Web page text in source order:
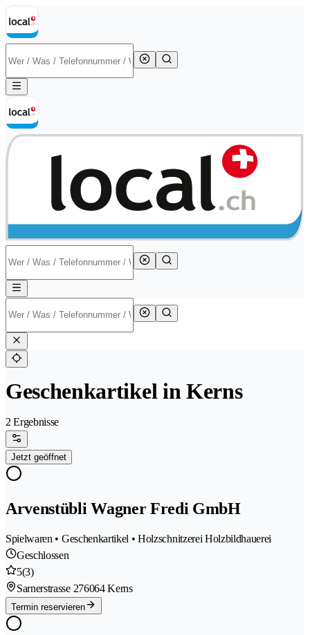
Geschenkartikel in Kerns
2 Ergebnisse
Jetzt geöffnet
Arvenstübli Wagner Fredi GmbH
Spielwaren • Geschenkartikel • Holzschnitzerei Holzbildhauerei
Geschlossen
5(3)
Sarnerstrasse 276064 Kerns
Termin reservieren